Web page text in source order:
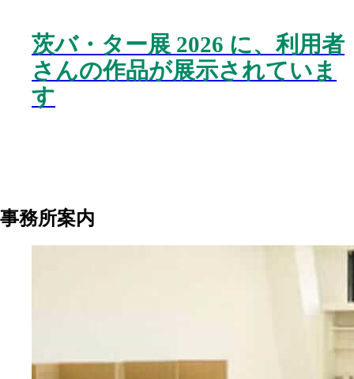
茨バ・ター展 2026 に、利用者
さんの作品が展示されていま
す
事務所案内